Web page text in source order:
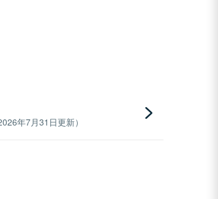
年7月31日更新）